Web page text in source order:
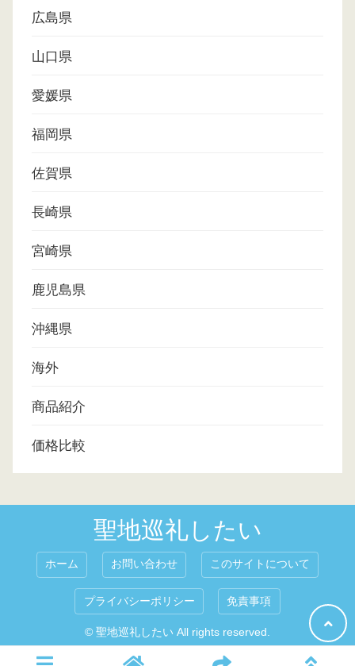
広島県
山口県
愛媛県
福岡県
佐賀県
長崎県
宮崎県
鹿児島県
沖縄県
海外
商品紹介
価格比較
聖地巡礼したい
ホーム お問い合わせ このサイトについて
プライバシーポリシー 免責事項
© 聖地巡礼したい All rights reserved.